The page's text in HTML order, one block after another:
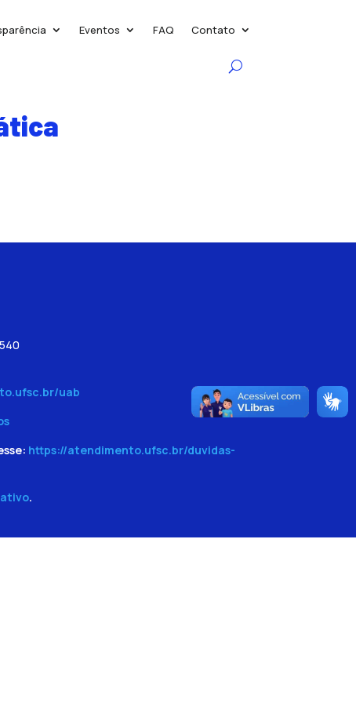
Eventos FAQ Contato
uab
https://atendimento.ufsc.br/duvidas-
.